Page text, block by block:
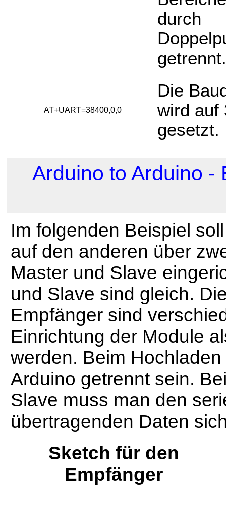
durch
getrennt.
AT+UART=38400,0,0
Die
wird auf
gesetzt.
Arduino to Arduino -
Im folgenden Beispiel
auf den anderen über
Master und Slave
und Slave sind gleich.
Empfänger sind
Einrichtung der Module
werden. Beim
Arduino getrennt sein.
Slave muss man den
übertragenden Daten
Sketch für den
Empfänger